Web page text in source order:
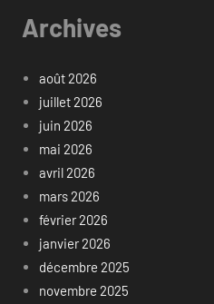
Archives
août 2026
juillet 2026
juin 2026
mai 2026
avril 2026
mars 2026
février 2026
janvier 2026
décembre 2025
novembre 2025